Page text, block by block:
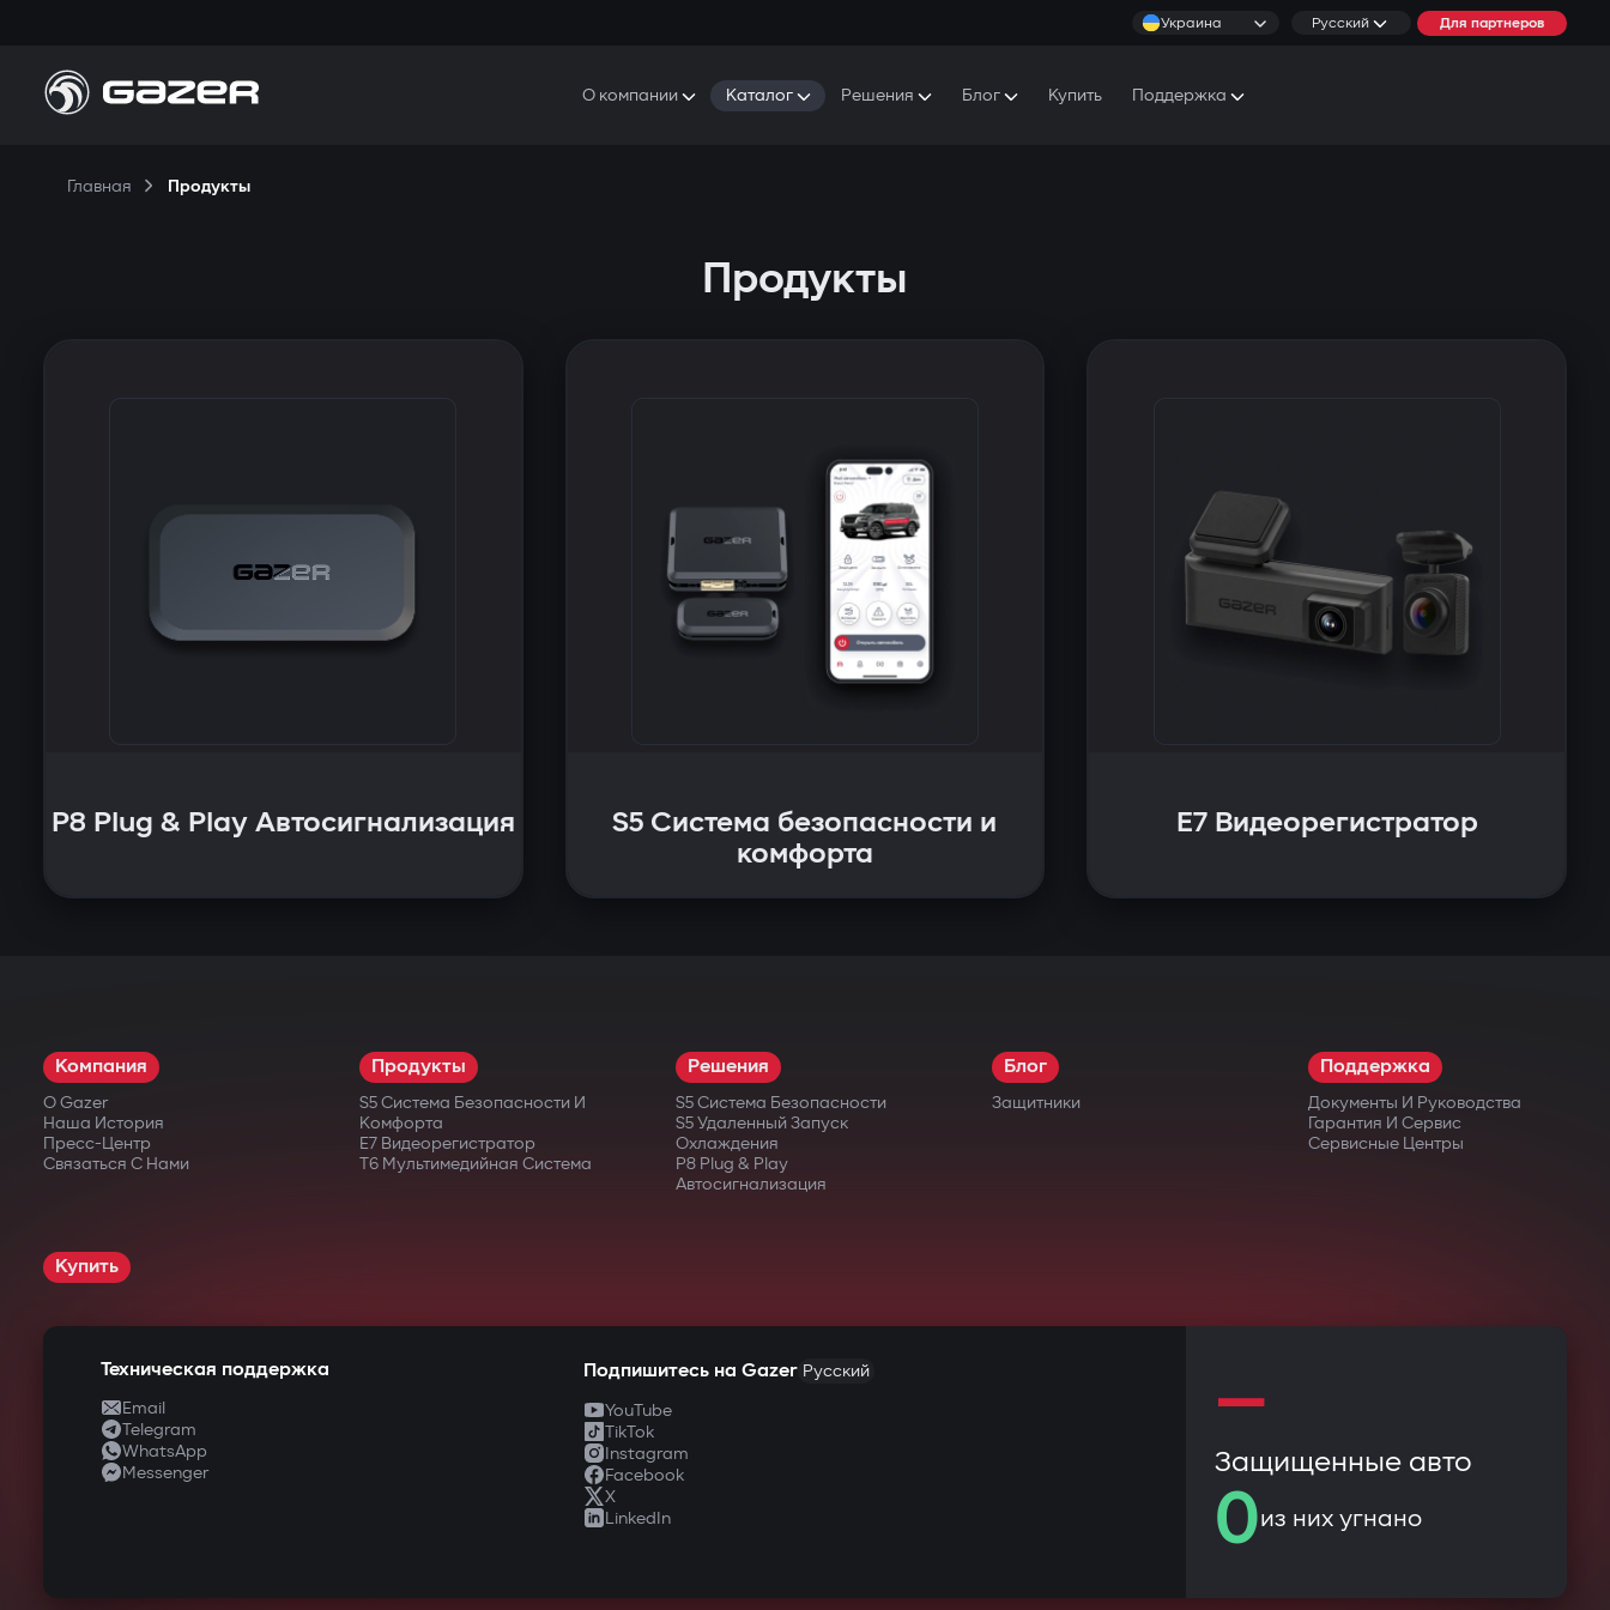
Украина Русский Для партнеров
О компании Каталог Решения Блог Купить Поддержка
Главная Продукты
Продукты
P8 Plug & Play Автосигнализация
S5 Система безопасности и
комфорта
E7 Видеорегистратор
Компания
О Gazer
Наша История
Пресс-Центр
Связаться С Нами
Продукты
S5 Система Безопасности И
Комфорта
E7 Видеорегистратор
T6 Мультимедийная Система
Решения
S5 Система Безопасности
S5 Удаленный Запуск
Охлаждения
P8 Plug & Play
Автосигнализация
Блог
Защитники
Поддержка
Документы И Руководства
Гарантия И Сервис
Сервисные Центры
Купить
Техническая поддержка
Email
Telegram
WhatsApp
Messenger
Подпишитесь на Gazer Русский
YouTube
TikTok
Instagram
Facebook
X
LinkedIn
—
Защищенные авто
0из них угнано